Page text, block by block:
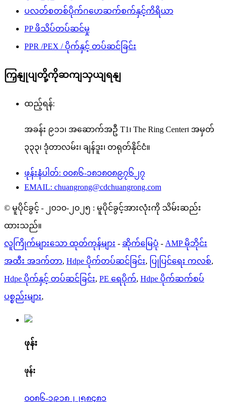
ပလတ်စတစ်ပိုက်ဂဟေဆက်စက်နှင့်ကိရိယာ
PP ဖိသိပ်တပ်ဆင်မှု
PPR /PEX / ပိုက်နှင့် တပ်ဆင်ခြင်း
ကြှနျုပျတို့ကိုဆကျသှယျရနျ
ထည့်ရန်:
အခန်း ၉၁၁၊ အဆောက်အဦ T1၊ The Ring Center၊ အမှတ်
၃၃၃၊ ဒုံတာလမ်း၊ ချန်ဒူး၊ တရုတ်နိုင်ငံ။
ဖုန်းနံပါတ်: ၀၀၈၆-၁၈၁၈၀၈၉၇၆၂၇
EMAIL: chuangrong@cdchuangrong.com
© မူပိုင်ခွင့် - ၂၀၁၀-၂၀၂၅ : မူပိုင်ခွင့်အားလုံးကို သိမ်းဆည်း
ထားသည်။
လူကြိုက်များသော ထုတ်ကုန်များ - ဆိုက်မြေပုံ - AMP မိုဘိုင်း
အထီး အဒက်တာ, Hdpe ပိုက်တပ်ဆင်ခြင်း, ပြုပြင်ရေး ကလစ်,
Hdpe ပိုက်နှင့် တပ်ဆင်ခြင်း, PE ရေပိုက်, Hdpe ပိုက်ဆက်စပ်
ပစ္စည်းများ,
ဖုန်း
ဖုန်း
၀၀၈၆-၁၉၁၈၂၂၅၈၄၈၁